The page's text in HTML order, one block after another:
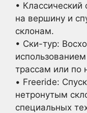
•
на вершину и
склонам.
• Ски-тур:
трассам или по
• Freeride:
нетронутым
специальных